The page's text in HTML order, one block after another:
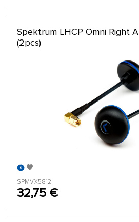
Spektrum LHCP Omni Right
(2pcs)
SPMVX5812
32,75 €